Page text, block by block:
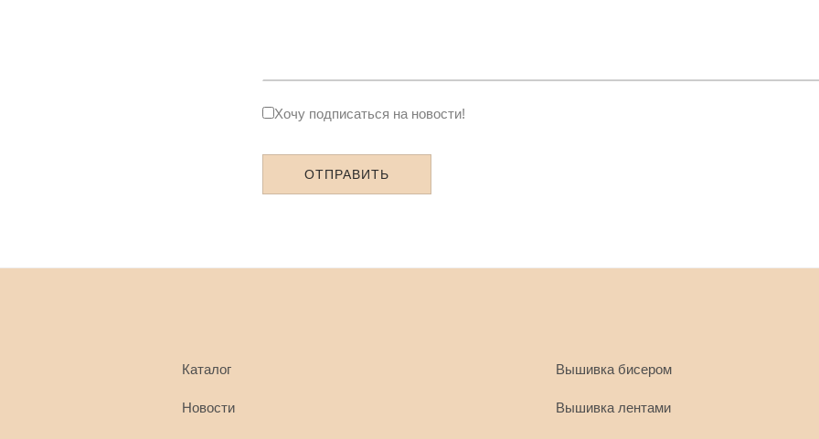
Хочу подписаться на новости!
Каталог
Новости
Вышивка бисером
Вышивка лентами